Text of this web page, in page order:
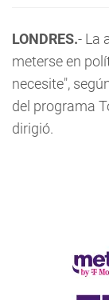
LONDRES.- La
meterse en
necesite",
del programa
dirigió.